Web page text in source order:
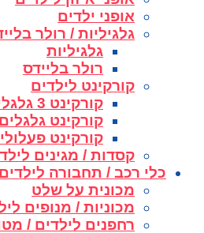
אופני ילדים
גלגיליות / רולר
גלגיליות
רולר בליידס
קורקינט לילדים
קורקינט 3 גלגלים
קורקינט
קורקינט
קסדות / מגינים
כלי רכב / תחבורה לילדים
מכונית על שלט
מכוניות / מנופים
רחפנים לילדים /